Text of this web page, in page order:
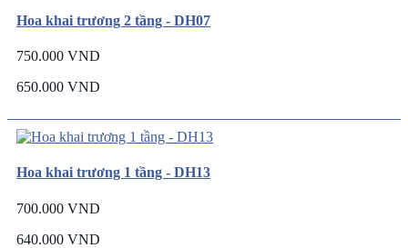
Hoa khai trương 2 tầng - DH07
750.000 VND
650.000 VND
Hoa khai trương 1 tầng - DH13
700.000 VND
640.000 VND